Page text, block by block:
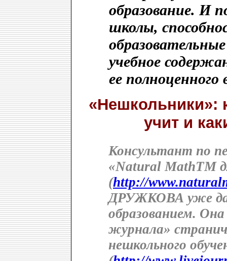
образование. И
школы,
учебное
ее
«Нешкольники»:
учит и
Консультант по
«Natural MathTM
(http://
ДРУЖКОВА уже
образованием.
журнала»
нешкольного